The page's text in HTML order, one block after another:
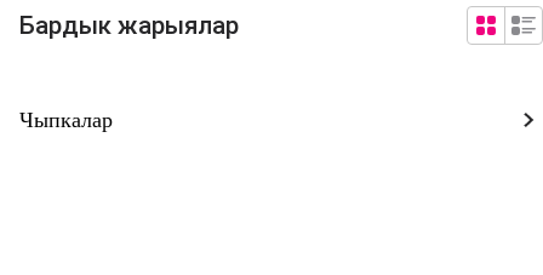
Бардык жарыялар
Чыпкалар